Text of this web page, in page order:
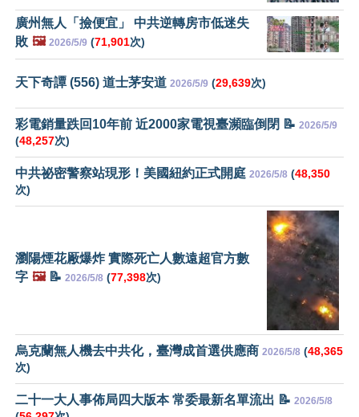
廣州無人「撿便宜」 中共逆轉房市低迷失
敗 🖼️ 2026/5/9 (71,901次)
天下奇譚 (556) 道士茅安道 2026/5/9 (29,639次)
彩電銷量跌回10年前 近2000家電視臺瀕臨倒閉 📝 2026/5/9
(48,257次)
中共祕密警察站現形！美國紐約正式開庭 2026/5/8 (48,350
次)
瀏陽煙花厰爆炸 實際死亡人數遠超官方數
字 🖼️📝 2026/5/8 (77,398次)
烏克蘭無人機去中共化，臺灣成首選供應商 2026/5/8 (48,365
次)
二十一大人事佈局四大版本 常委最新名單流出 📝 2026/5/8